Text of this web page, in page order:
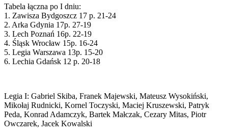
Tabela łączna po I dniu:
1. Zawisza Bydgoszcz 17 p. 21-24
2. Arka Gdynia 17p. 27-19
3. Lech Poznań 16p. 22-19
4. Śląsk Wrocław 15p. 16-24
5. Legia Warszawa 13p. 15-20
6. Lechia Gdańsk 12 p. 20-18
Legia I: Gabriel Skiba, Franek Majewski, Mateusz Wysokiński,
Mikołaj Rudnicki, Kornel Toczyski, Maciej Kruszewski, Patryk
Peda, Konrad Adamczyk, Bartek Małczak, Cezary Mitas, Piotr
Owczarek, Jacek Kowalski